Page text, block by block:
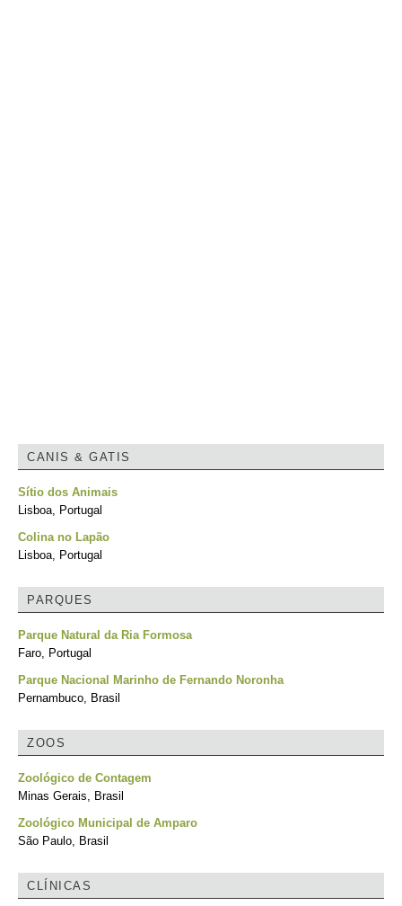
CANIS & GATIS
Sítio dos Animais
Lisboa, Portugal
Colina no Lapão
Lisboa, Portugal
PARQUES
Parque Natural da Ria Formosa
Faro, Portugal
Parque Nacional Marinho de Fernando Noronha
Pernambuco, Brasil
ZOOS
Zoológico de Contagem
Minas Gerais, Brasil
Zoológico Municipal de Amparo
São Paulo, Brasil
CLÍNICAS